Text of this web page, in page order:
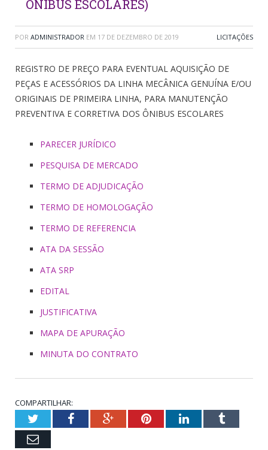
ÔNIBUS ESCOLARES)
POR ADMINISTRADOR EM 17 DE DEZEMBRO DE 2019 LICITAÇÕES
REGISTRO DE PREÇO PARA EVENTUAL AQUISIÇÃO DE
PEÇAS E ACESSÓRIOS DA LINHA MECÂNICA GENUÍNA E/OU
ORIGINAIS DE PRIMEIRA LINHA, PARA MANUTENÇÃO
PREVENTIVA E CORRETIVA DOS ÔNIBUS ESCOLARES
PARECER JURÍDICO
PESQUISA DE MERCADO
TERMO DE ADJUDICAÇÃO
TERMO DE HOMOLOGAÇÃO
TERMO DE REFERENCIA
ATA DA SESSÃO
ATA SRP
EDITAL
JUSTIFICATIVA
MAPA DE APURAÇÃO
MINUTA DO CONTRATO
COMPARTILHAR:
TwitterFacebookGoogle+PinterestLinkedInTumblr
Email